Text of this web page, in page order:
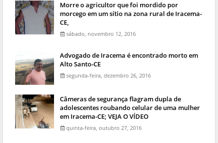
Morre o agricultor que foi mordido por
morcego em um sítio na zona rural de Iracema-
CE,
sábado, novembro 12, 2016
Advogado de Iracema é encontrado morto em
Alto Santo-CE
segunda-feira, dezembro 26, 2016
Câmeras de segurança flagram dupla de
adolescentes roubando celular de uma mulher
em Iracema-CE; VEJA O VÍDEO
quinta-feira, outubro 27, 2016